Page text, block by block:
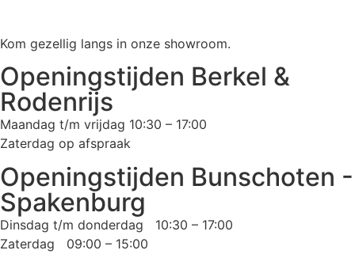
Kom gezellig langs in onze showroom.
Openingstijden Berkel &
Rodenrijs
Maandag t/m vrijdag 10:30 – 17:00
Zaterdag op afspraak
Openingstijden Bunschoten -
Spakenburg
Dinsdag t/m donderdag 10:30 – 17:00
Zaterdag 09:00 – 15:00